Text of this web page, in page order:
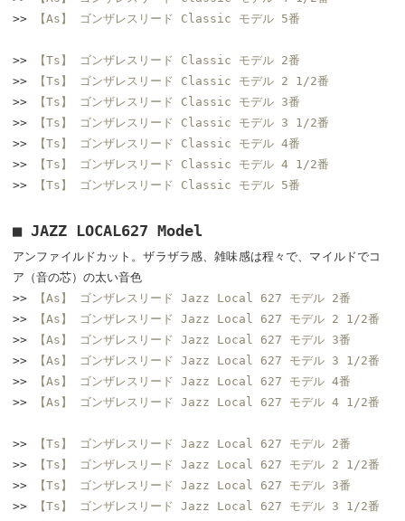
>>
【As】 ゴンザレスリード Classic モデル 5番
>>
【Ts】 ゴンザレスリード Classic モデル 2番
>>
【Ts】 ゴンザレスリード Classic モデル 2 1/2番
>>
【Ts】 ゴンザレスリード Classic モデル 3番
>>
【Ts】 ゴンザレスリード Classic モデル 3 1/2番
>>
【Ts】 ゴンザレスリード Classic モデル 4番
>>
【Ts】 ゴンザレスリード Classic モデル 4 1/2番
>>
【Ts】 ゴンザレスリード Classic モデル 5番
■ JAZZ LOCAL627 Model
アンファイルドカット。ザラザラ感、雑味感は程々で、マイルドでコ
ア（音の芯）の太い音色
>>
【As】 ゴンザレスリード Jazz Local 627 モデル 2番
>>
【As】 ゴンザレスリード Jazz Local 627 モデル 2 1/2番
>>
【As】 ゴンザレスリード Jazz Local 627 モデル 3番
>>
【As】 ゴンザレスリード Jazz Local 627 モデル 3 1/2番
>>
【As】 ゴンザレスリード Jazz Local 627 モデル 4番
>>
【As】 ゴンザレスリード Jazz Local 627 モデル 4 1/2番
>>
【Ts】 ゴンザレスリード Jazz Local 627 モデル 2番
>>
【Ts】 ゴンザレスリード Jazz Local 627 モデル 2 1/2番
>>
【Ts】 ゴンザレスリード Jazz Local 627 モデル 3番
>>
【Ts】 ゴンザレスリード Jazz Local 627 モデル 3 1/2番